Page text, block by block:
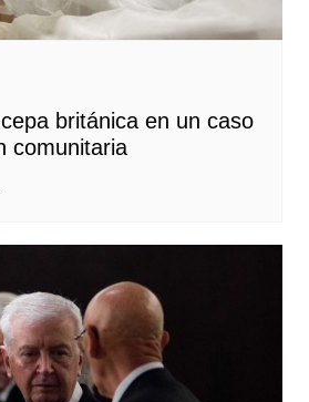
británica en un caso
comunitaria